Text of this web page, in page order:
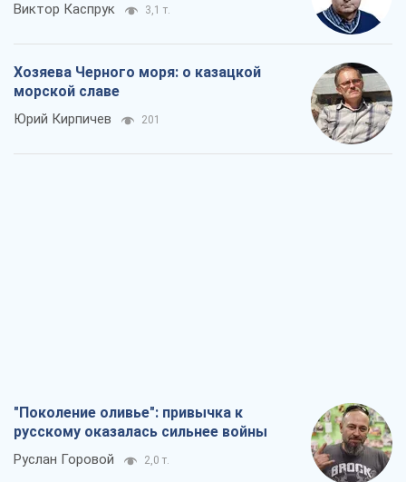
Виктор Каспрук 3,1 т.
Хозяева Черного моря: о казацкой
морской славе
Юрий Кирпичев 201
"Поколение оливье": привычка к
русскому оказалась сильнее войны
Руслан Горовой 2,0 т.